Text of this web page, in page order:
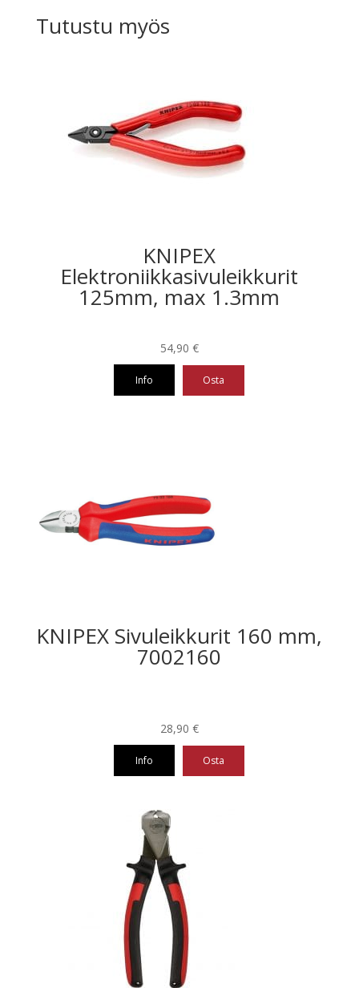
Tutustu myös
KNIPEX
Elektroniikkasivuleikkurit
125mm, max 1.3mm
54,90 €
Info Osta
KNIPEX Sivuleikkurit 160 mm,
7002160
28,90 €
Info Osta